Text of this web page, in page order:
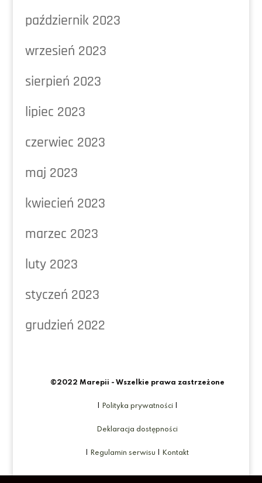
październik 2023
wrzesień 2023
sierpień 2023
lipiec 2023
czerwiec 2023
maj 2023
kwiecień 2023
marzec 2023
luty 2023
styczeń 2023
grudzień 2022
©2022 Marepii - Wszelkie prawa zastrzeżone
Polityka prywatności|
Deklaracja dostępności
Regulamin serwisu Kontakt